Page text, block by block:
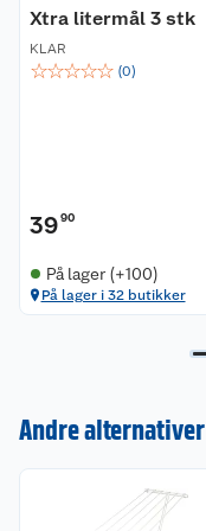
Xtra litermål 3 stk
KLAR
☆☆☆☆☆ (0)
3990
På lager (+100)
På lager i 32 butikker
Andre alternativer
Om oss
Kontakt oss
Angre- og returrett